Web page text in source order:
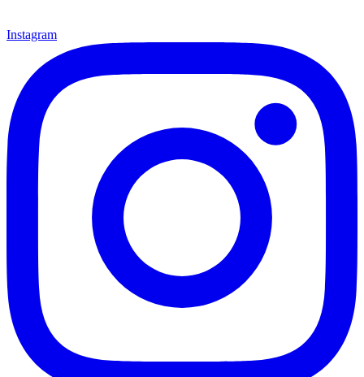
Instagram